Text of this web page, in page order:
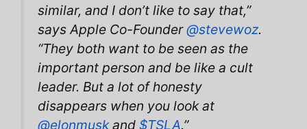
similar, and I don’t like to say that,”
says Apple Co-Founder@stevewoz.
“They both want to be seen as the
important person and be like a cult
leader. But a lot of honesty
disappears when you look at
@elonmuskand $TSLA.”